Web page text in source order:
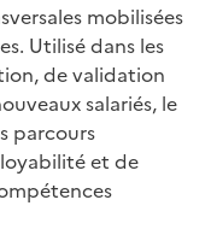
mobilisées
Utilisé dans les
de validation
salariés, le
parcours
et de